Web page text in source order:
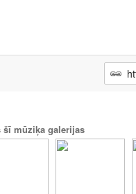
šī mūziķa galerijas